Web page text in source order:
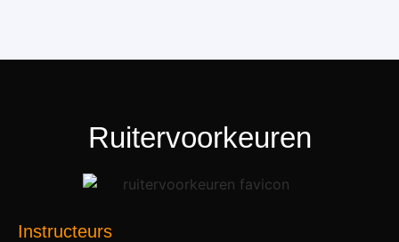
Ruitervoorkeuren
Instructeurs